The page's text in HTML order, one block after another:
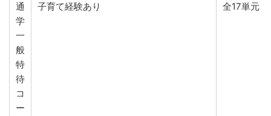
通
学
一
般
特
待
コ
ー
子育て経験あり 全17単元